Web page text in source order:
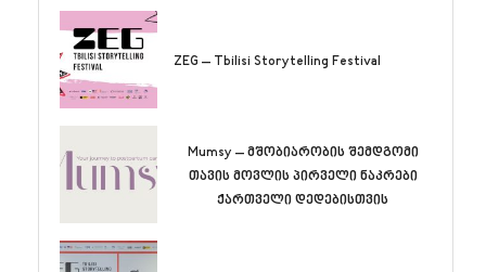
ZEG – Tbilisi Storytelling Festival
Mumsy – მშობიარობის შემდგომი
თავის მოვლის პირველი ნაკრები
ქართველი დედებისთვის